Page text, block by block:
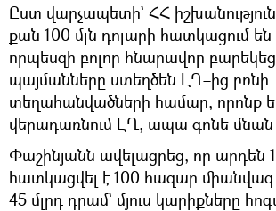
Ըստ վարչապետի` ՀՀ
քան 100 մլն դոլարի հատկացում են
որպեսզի բոլոր հնարավոր
պայմանները ստեղծեն ԼՂ–ից բռնի
տեղահանվածների համար, որոնք
վերադառնում ԼՂ, ապա գոնե մնան
Փաշինյանն ավելացրեց, որ արդեն
հատկացվել է 100 հազար միանվագ
45 մլրդ դրամ` մյուս կարիքները